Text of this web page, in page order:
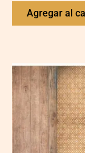
Agregar al
Ch-
wXXL109
quantity